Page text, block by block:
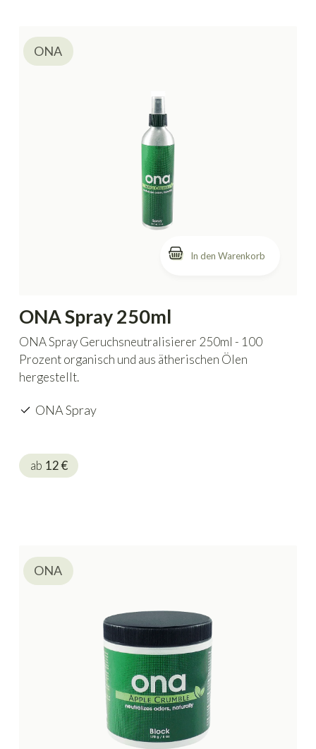
In den Warenkorb
ONA Spray 250ml
ONA Spray Geruchsneutralisierer 250ml - 100
Prozent organisch und aus ätherischen Ölen
hergestellt.
ONA Spray
ab 12€
ONA
ONA